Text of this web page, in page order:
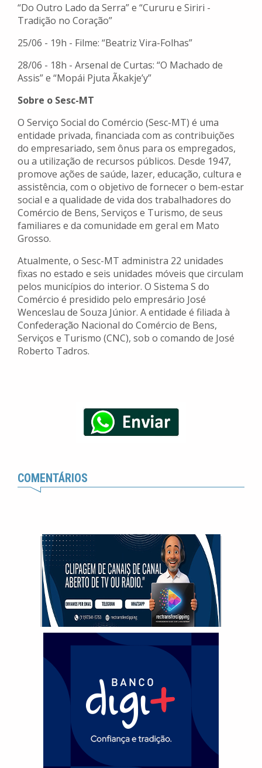
“Do Outro Lado da Serra” e “Cururu e Siriri -
Tradição no Coração”
25/06 - 19h - Filme: “Beatriz Vira-Folhas”
28/06 - 18h - Arsenal de Curtas: “O Machado de
Assis” e “Mopái Pjuta Ãkakje’y”
Sobre o Sesc-MT
O Serviço Social do Comércio (Sesc-MT) é uma
entidade privada, financiada com as contribuições
do empresariado, sem ônus para os empregados,
ou a utilização de recursos públicos. Desde 1947,
promove ações de saúde, lazer, educação, cultura e
assistência, com o objetivo de fornecer o bem-estar
social e a qualidade de vida dos trabalhadores do
Comércio de Bens, Serviços e Turismo, de seus
familiares e da comunidade em geral em Mato
Grosso.
Atualmente, o Sesc-MT administra 22 unidades
fixas no estado e seis unidades móveis que circulam
pelos municípios do interior. O Sistema S do
Comércio é presidido pelo empresário José
Wenceslau de Souza Júnior. A entidade é filiada à
Confederação Nacional do Comércio de Bens,
Serviços e Turismo (CNC), sob o comando de José
Roberto Tadros.
COMENTÁRIOS